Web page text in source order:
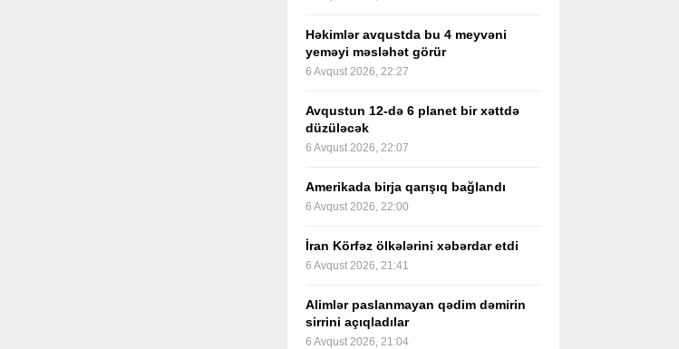
Həkimlər avqustda bu 4 meyvəni
yeməyi məsləhət görür
6 Avqust 2026, 22:27
Avqustun 12-də 6 planet bir xəttdə
düzüləcək
6 Avqust 2026, 22:07
Amerikada birja qarışıq bağlandı
6 Avqust 2026, 22:00
İran Körfəz ölkələrini xəbərdar etdi
6 Avqust 2026, 21:41
Alimlər paslanmayan qədim dəmirin
sirrini açıqladılar
6 Avqust 2026, 21:04